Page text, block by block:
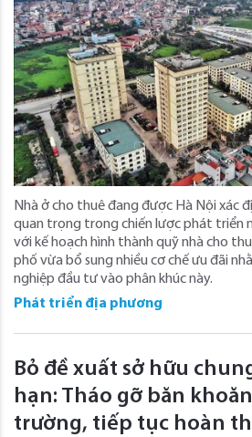
Nhà ở cho thuê đang được Hà Nội xác
quan trọng trong chiến lược phát triển
với kế hoạch hình thành quỹ nhà cho
phố vừa bổ sung nhiều cơ chế ưu đãi
nghiệp đầu tư vào phân khúc này.
Phát triển địa phương
Bỏ đề xuất sở hữu
hạn: Tháo gỡ băn
trường, tiếp tục hoàn